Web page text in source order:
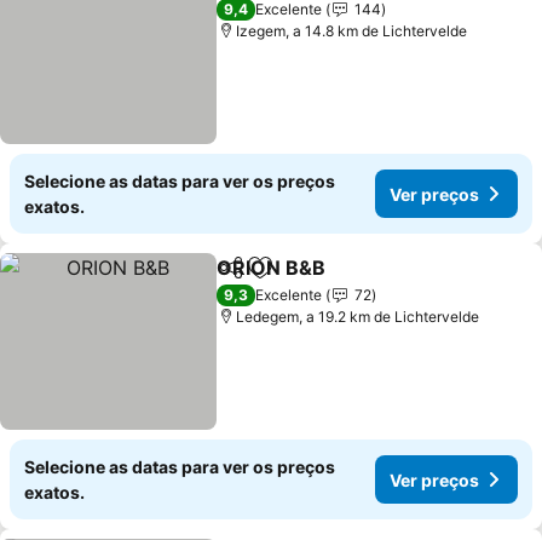
9,4 Excelente
144
Izegem, a 14.8 km de Lichtervelde
Selecione as datas para ver os preços
exatos.
Ver preços
PartilharAdicionar aos favoritos
ORION B&B
9,3 Excelente
72
Ledegem, a 19.2 km de Lichtervelde
Selecione as datas para ver os preços
exatos.
Ver preços